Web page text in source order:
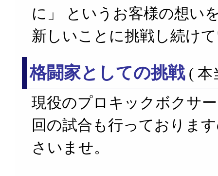
に」 というお客様の想い
新しいことに挑戦し続け
格闘家としての挑戦( 本
現役のプロキックボクサ
回の試合も行っておりま
さいませ。